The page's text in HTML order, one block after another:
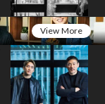
View More